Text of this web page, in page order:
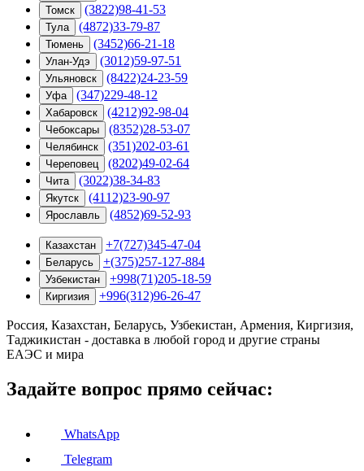
Томск (3822)98-41-53
Тула (4872)33-79-87
Тюмень (3452)66-21-18
Улан-Удэ (3012)59-97-51
Ульяновск (8422)24-23-59
Уфа (347)229-48-12
Хабаровск (4212)92-98-04
Чебоксары (8352)28-53-07
Челябинск (351)202-03-61
Череповец (8202)49-02-64
Чита (3022)38-34-83
Якутск (4112)23-90-97
Ярославль (4852)69-52-93
Казахстан +7(727)345-47-04
Беларусь +(375)257-127-884
Узбекистан +998(71)205-18-59
Киргизия +996(312)96-26-47
Россия, Казахстан, Беларусь, Узбекистан, Армения, Киргизия,
Таджикистан - доставка в любой город и другие страны
ЕАЭС и мира
Задайте вопрос прямо сейчас:
WhatsApp
Telegram